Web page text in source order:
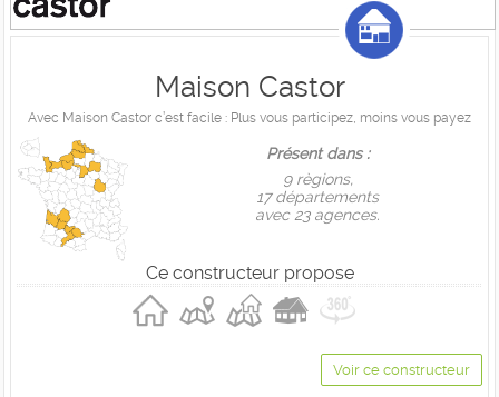
Maison Castor
Avec Maison Castor c’est facile : Plus vous participez, moins vous payez
Présent dans :
9 règions,
17 départements
avec 23 agences.
Ce constructeur propose
Voir ce constructeur